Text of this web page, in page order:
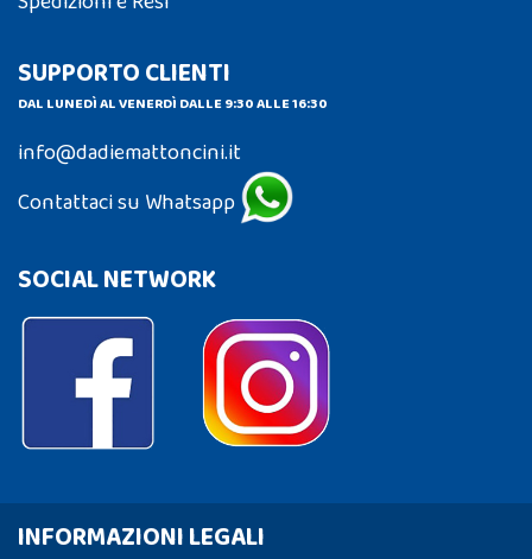
SUPPORTO CLIENTI
DAL LUNEDÌ AL VENERDÌ DALLE 9:30 ALLE 16:30
info@dadiemattoncini.it
Contattaci su Whatsapp
SOCIAL NETWORK
INFORMAZIONI LEGALI